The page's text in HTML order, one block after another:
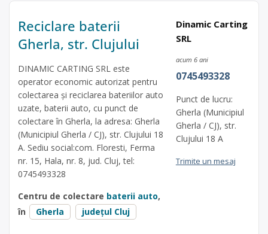
Reciclare baterii
Gherla, str. Clujului
DINAMIC CARTING SRL este
operator economic autorizat pentru
colectarea și reciclarea bateriilor auto
uzate, baterii auto, cu punct de
colectare în Gherla, la adresa: Gherla
(Municipiul Gherla / CJ), str. Clujului 18
A. Sediu social:com. Floresti, Ferma
nr. 15, Hala, nr. 8, jud. Cluj, tel:
0745493328
Centru de colectare baterii auto,
în
Gherla județul Cluj
Dinamic Carting
SRL
acum 6 ani
0745493328
Punct de lucru:
Gherla (Municipiul
Gherla / CJ), str.
Clujului 18 A
Trimite un mesaj